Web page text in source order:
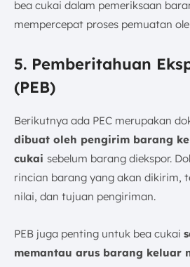
bea cukai dalam pemeriksaan
mempercepat proses pemuatan
5. Pemberitahuan
(PEB)
Berikutnya ada PEC merupakan
dibuat oleh pengirim barang
cukai sebelum barang diekspor.
rincian barang yang akan dikirim,
nilai, dan tujuan pengiriman.
PEB juga penting untuk bea cukai
memantau arus barang keluar